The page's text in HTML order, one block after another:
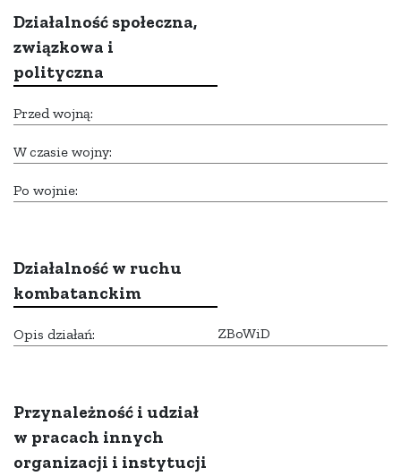
Działalność społeczna,
związkowa i
polityczna
Przed wojną:
W czasie wojny:
Po wojnie:
Działalność w ruchu
kombatanckim
Opis działań: ZBoWiD
Przynależność i udział
w pracach innych
organizacji i instytucji